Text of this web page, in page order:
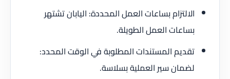
الالتزام بساعات العمل المحددة: اليابان تشتهر
بساعات العمل الطويلة.
تقديم المستندات المطلوبة في الوقت المحدد:
لضمان سير العملية بسلاسة.